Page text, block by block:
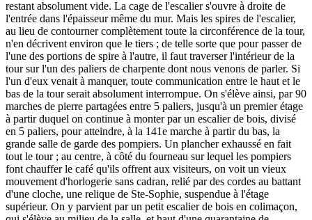
restant absolument vide. La cage de l'escalier s'ouvre à droite de
l'entrée dans l'épaisseur même du mur. Mais les spires de l'escalier,
au lieu de contourner complètement toute la circonférence de la tour,
n'en décrivent environ que le tiers ; de telle sorte que pour passer de
l'une des portions de spire à l'autre, il faut traverser l'intérieur de la
tour sur l'un des paliers de charpente dont nous venons de parler. Si
l'un d'eux venait à manquer, toute communication entre le haut et le
bas de la tour serait absolument interrompue. On s'élève ainsi, par 90
marches de pierre partagées entre 5 paliers, jusqu'à un premier étage
à partir duquel on continue à monter par un escalier de bois, divisé
en 5 paliers, pour atteindre, à la 141e marche à partir du bas, la
grande salle de garde des pompiers. Un plancher exhaussé en fait
tout le tour ; au centre, à côté du fourneau sur lequel les pompiers
font chauffer le café qu'ils offrent aux visiteurs, on voit un vieux
mouvement d'horlogerie sans cadran, relié par des cordes au battant
d'une cloche, une relique de Ste-Sophie, suspendue à l'étage
supérieur. On y parvient par un petit escalier de bois en colimaçon,